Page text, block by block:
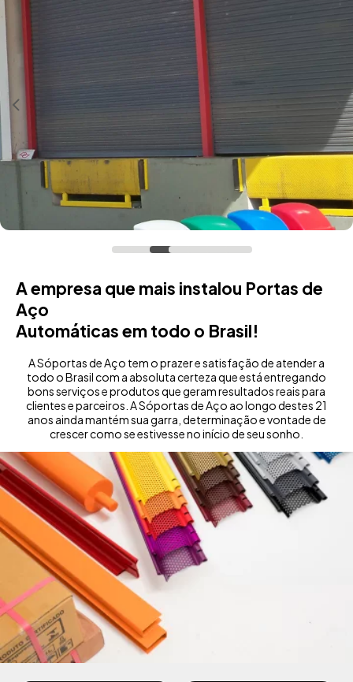
1 2 3 4
A empresa que mais instalou Portas de
Aço
Automáticas em todo o Brasil!
A Sóportas de Aço tem o prazer e satisfação de atender a
todo o Brasil com a absoluta certeza que está entregando
bons serviços e produtos que geram resultados reais para
clientes e parceiros. A Sóportas de Aço ao longo destes 21
anos ainda mantém sua garra, determinação e vontade de
crescer como se estivesse no início de seu sonho.